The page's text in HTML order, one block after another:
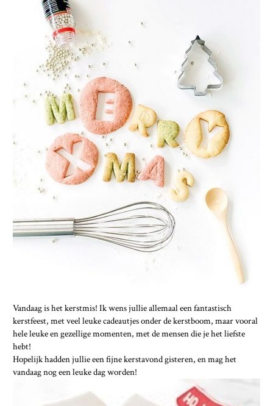
Vandaag is het kerstmis! Ik wens jullie allemaal een fantastisch
kerstfeest, met veel leuke cadeautjes onder de kerstboom, maar vooral
hele leuke en gezellige momenten, met de mensen die je het liefste
hebt!
Hopelijk hadden jullie een fijne kerstavond gisteren, en mag het
vandaag nog een leuke dag worden!